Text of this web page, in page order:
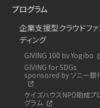
プログラム
企業支援型クラウドフ
ディング
GIVING 100 by Yogibo
GIVING for SDGs
sponsored by ソニー銀
ケイズハウスNPO助成プ
グラム